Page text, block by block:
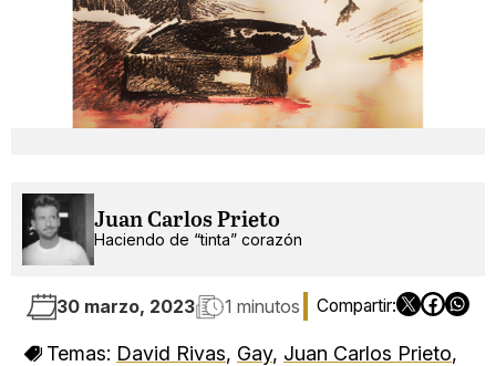
Juan Carlos Prieto
Haciendo de “tinta” corazón
30 marzo, 2023 1 minutos
Temas: David Rivas, Gay, Juan Carlos Prieto,